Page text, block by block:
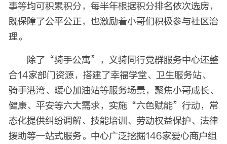
事等均可积累积分，每半年根据积分排名依次选房，
既保障了公平公正，也激励着小哥们积极参与社区治
理。
除了“骑手公寓”，义骑同行党群服务中心还整
合14家部门资源，搭建了幸福学堂、卫生服务站、
骑手港湾、暖心加油站等服务场景，聚焦小哥成长、
健康、平安等六大需求，实施“六色赋能”行动，常
态化提供纠纷调解、技能培训、劳动权益保护、法律
援助等一站式服务。中心广泛挖掘146家爱心商户组